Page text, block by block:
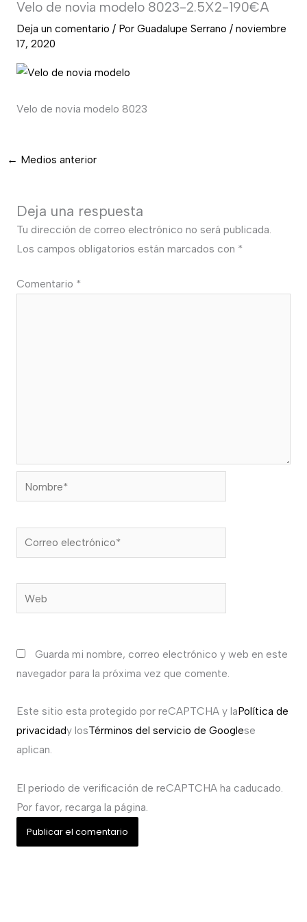
Velo de novia modelo 8023-2.5X2-190€A
Deja un comentario / Por Guadalupe Serrano / noviembre
17, 2020
Velo de novia modelo 8023
← Medios anterior
Deja una respuesta
Tu dirección de correo electrónico no será publicada.
Los campos obligatorios están marcados con *
Comentario *
Nombre*
Correo
electrónico*
Web
Guarda mi nombre, correo electrónico y web en este
navegador para la próxima vez que comente.
Este sitio esta protegido por reCAPTCHA y laPolítica de
privacidady losTérminos del servicio de Googlese
aplican.
El periodo de verificación de reCAPTCHA ha caducado.
Por favor, recarga la página.